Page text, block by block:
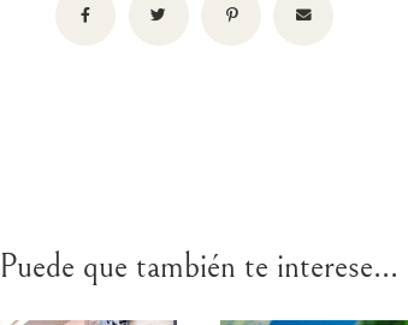
Puede que también te interese...